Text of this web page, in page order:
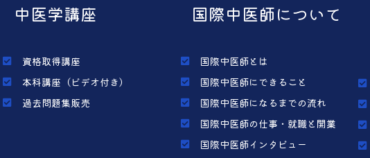
中医学講座
資格取得講座
本科講座（ビデオ付き）
過去問題集販売
国際中医師について
国際中医師とは
国際中医師にできること
国際中医師になるまでの流れ
国際中医師の仕事・就職と開業
国際中医師インタビュー